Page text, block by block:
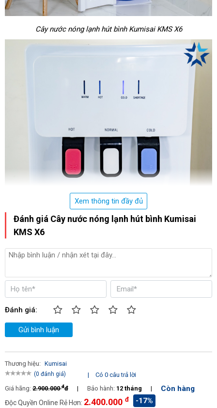
Cây nước nóng lạnh hút bình Kumisai KMS X6
Vòi nước
Công tắc
Xem thông tin đầy đủ
Đánh giá Cây nước nóng lạnh hút bình Kumisai
KMS X6
Đánh giá:
Gửi bình luận
Thương hiệu: Kumisai
(0 đánh giá) |
Có 0 câu trả lời
Giá hãng: 2.900.000đđ | Bảo hành: 12 tháng | Còn hàng
Độc Quyền Online Rẻ Hơn: 2.400.000 đ -17%